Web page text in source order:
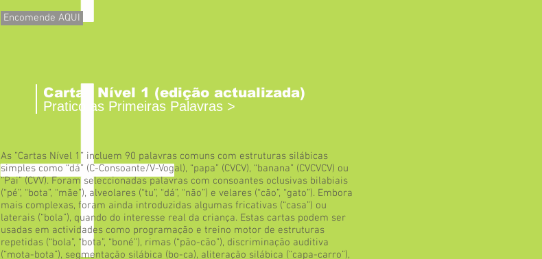
Encomende AQUI
Cartas Nível 1 (edição actualizada)
Pratico as Primeiras Palavras >
As ”Cartas Nível 1” incluem 90 palavras comuns com estruturas silábicas
simples como “dá” (C-Consoante/V-Vogal), “papa” (CVCV), “banana” (CVCVCV) ou
“Pai” (CVV). Foram seleccionadas palavras com consoantes oclusivas bilabiais
(“pé”, “bota”, “mãe”), alveolares (“tu”, “dá”, “não”) e velares (“cão”, “gato”). Embora
mais complexas, foram ainda introduzidas algumas fricativas (“casa”) ou
laterais (“bola”), quando do interesse real da criança. Estas cartas podem ser
usadas em actividades como programação e treino motor de estruturas
repetidas (“bola”, “bota”, “boné”), rimas (“pão-cão”), discriminação auditiva
(“mota-bota”), segmentação silábica (bo-ca), aliteração silábica (“capa-carro”),